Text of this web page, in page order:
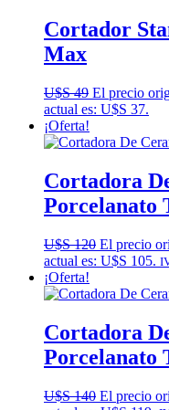
Cortador
Max
U$S49 El precio
actual es: U$S 37.
¡Oferta!
Cortadora
Porcelanato
U$S120 El precio
actual es: U$S 105.
¡Oferta!
Cortadora
Porcelanato
U$S140 El precio